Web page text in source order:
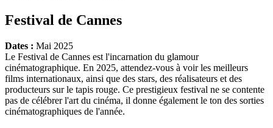
Festival de Cannes
Dates : Mai 2025
Le Festival de Cannes est l'incarnation du glamour
cinématographique. En 2025, attendez-vous à voir les meilleurs
films internationaux, ainsi que des stars, des réalisateurs et des
producteurs sur le tapis rouge. Ce prestigieux festival ne se contente
pas de célébrer l'art du cinéma, il donne également le ton des sorties
cinématographiques de l'année.